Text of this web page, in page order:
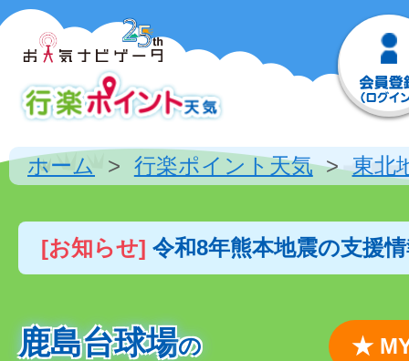
ホーム 行楽ポイント天気 東北
[お知らせ] 令和8年熊本地震の支援
鹿島台球場の
★